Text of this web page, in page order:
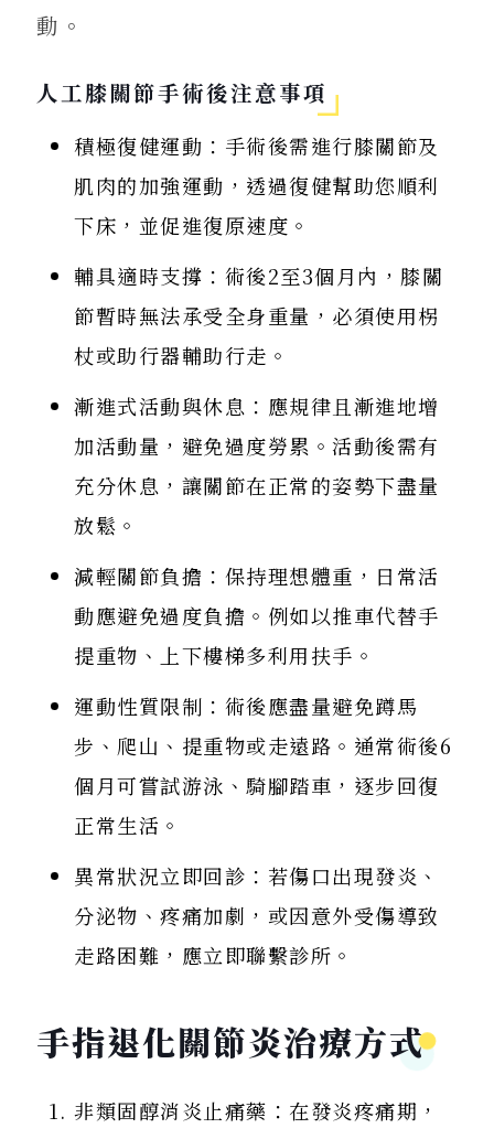
動。
人工膝關節手術後注意事項
積極復健運動：手術後需進行膝關節及
肌肉的加強運動，透過復健幫助您順利
下床，並促進復原速度。
輔具適時支撐：術後2至3個月內，膝關
節暫時無法承受全身重量，必須使用柺
杖或助行器輔助行走。
漸進式活動與休息：應規律且漸進地增
加活動量，避免過度勞累。活動後需有
充分休息，讓關節在正常的姿勢下盡量
放鬆。
減輕關節負擔：保持理想體重，日常活
動應避免過度負擔。例如以推車代替手
提重物、上下樓梯多利用扶手。
運動性質限制：術後應盡量避免蹲馬
步、爬山、提重物或走遠路。通常術後6
個月可嘗試游泳、騎腳踏車，逐步回復
正常生活。
異常狀況立即回診：若傷口出現發炎、
分泌物、疼痛加劇，或因意外受傷導致
走路困難，應立即聯繫診所。
手指退化關節炎治療方式
非類固醇消炎止痛藥：在發炎疼痛期，